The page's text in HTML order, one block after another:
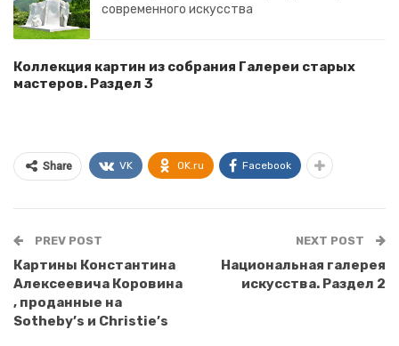
современного искусства
Коллекция картин из собрания Галереи старых
мастеров. Раздел 3
Share VK OK.ru Facebook
PREV POST
Картины Константина
Алексеевича Коровина
, проданные на
Sotheby’s и Christie’s
NEXT POST
Национальная галерея
искусства. Раздел 2